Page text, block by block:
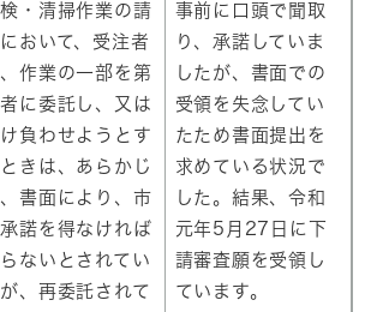
検・清掃作業の請
おいて、受注者
作業の一部を第
に委託し、又は
負わせようとす
きは、あらかじ
書面により、市
諾を得なければ
ないとされてい
、再委託されて
事前に口頭で聞取
り、承諾していま
したが、書面での
受領を失念してい
たため書面提出を
求めている状況で
した。結果、令和
元年5月27日に下
請審査願を受領し
ています。